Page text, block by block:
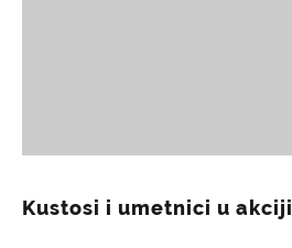
Kustosi i umetnici u akciji